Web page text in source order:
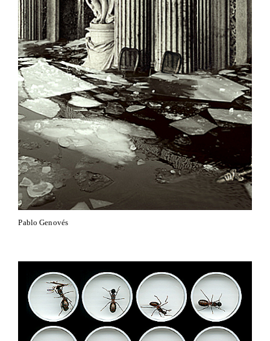
Pablo Genovés